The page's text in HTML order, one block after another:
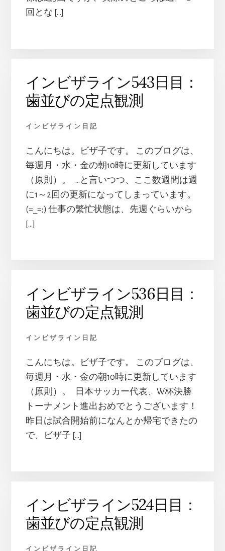
回とな […]
インビザライン543日目：
歯並びの定点観測
インビザライン日記
こんにちは。ビザ子です。 このブログは、
毎週月・水・金の朝10時に更新しています
（原則）。 …と言いつつ、ここ数週間は週
に1～2回の更新になってしまっています。
(=_=;) 仕事の繁忙状態は、先週ぐらいから
[…]
インビザライン536日目：
歯並びの定点観測
インビザライン日記
こんにちは。ビザ子です。 このブログは、
毎週月・水・金の朝10時に更新しています
（原則）。 日本サッカー代表、W杯決勝
トーナメント進出おめでとうございます！
昨日は試合開始前になんとか帰宅できたの
で、ビザ子 […]
インビザライン524日目：
歯並びの定点観測
インビザライン日記